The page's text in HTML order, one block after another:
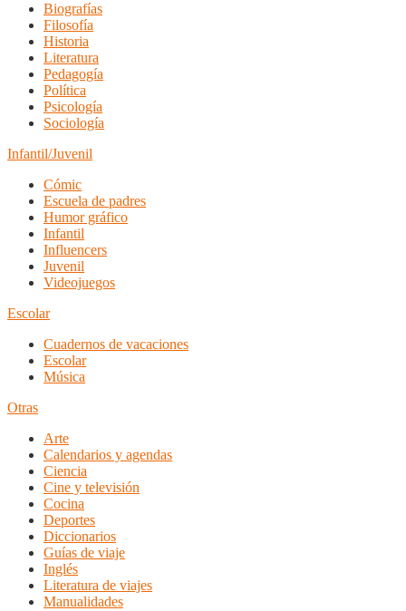
Biografías
Filosofía
Historia
Literatura
Pedagogía
Política
Psicología
Sociología
Infantil/Juvenil
Cómic
Escuela de padres
Humor gráfico
Infantil
Influencers
Juvenil
Videojuegos
Escolar
Cuadernos de vacaciones
Escolar
Música
Otras
Arte
Calendarios y agendas
Ciencia
Cine y televisión
Cocina
Deportes
Diccionarios
Guías de viaje
Inglés
Literatura de viajes
Manualidades